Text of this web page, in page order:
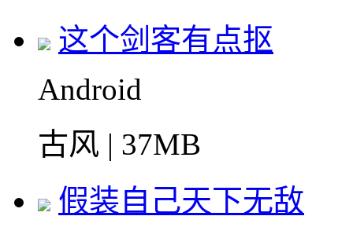
这个剑客有点抠
Android
古风 | 37MB
假装自己天下无敌